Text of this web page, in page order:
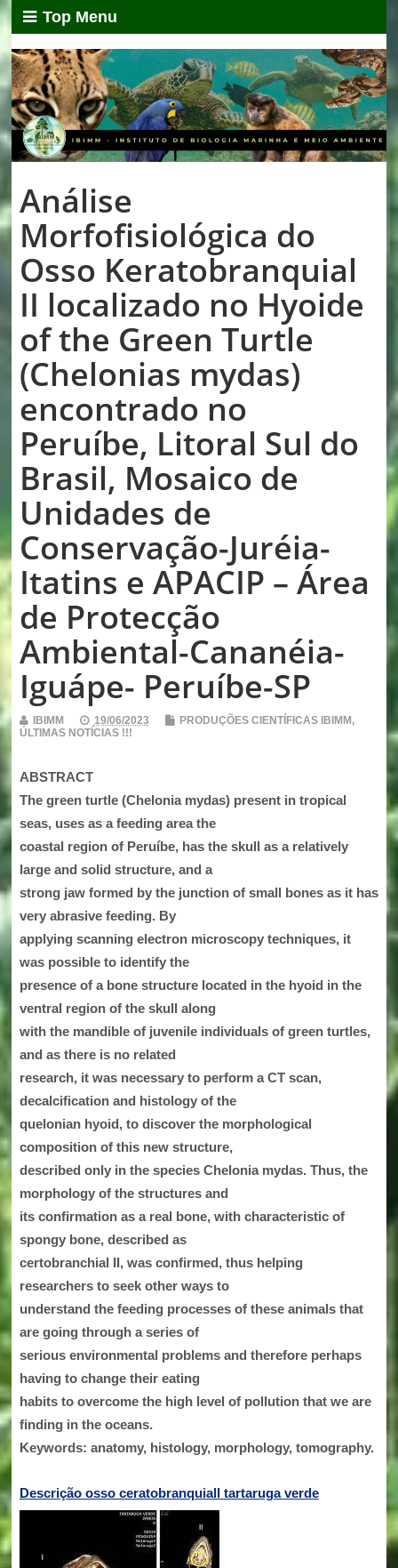
Top Menu
Análise
Morfofisiológica do
Osso Keratobranquial
II localizado no Hyoide
of the Green Turtle
(Chelonias mydas)
encontrado no
Peruíbe, Litoral Sul do
Brasil, Mosaico de
Unidades de
Conservação-Juréia-
Itatins e APACIP – Área
de Protecção
Ambiental-Cananéia-
Iguápe- Peruíbe-SP
IBIMM 19/06/2023 PRODUÇÕES CIENTÍFICAS IBIMM,
ÚLTIMAS NOTÍCIAS !!!
ABSTRACT
The green turtle (Chelonia mydas) present in tropical
seas, uses as a feeding area the
coastal region of Peruíbe, has the skull as a relatively
large and solid structure, and a
strong jaw formed by the junction of small bones as it has
very abrasive feeding. By
applying scanning electron microscopy techniques, it
was possible to identify the
presence of a bone structure located in the hyoid in the
ventral region of the skull along
with the mandible of juvenile individuals of green turtles,
and as there is no related
research, it was necessary to perform a CT scan,
decalcification and histology of the
quelonian hyoid, to discover the morphological
composition of this new structure,
described only in the species Chelonia mydas. Thus, the
morphology of the structures and
its confirmation as a real bone, with characteristic of
spongy bone, described as
certobranchial II, was confirmed, thus helping
researchers to seek other ways to
understand the feeding processes of these animals that
are going through a series of
serious environmental problems and therefore perhaps
having to change their eating
habits to overcome the high level of pollution that we are
finding in the oceans.
Keywords: anatomy, histology, morphology, tomography.
Descrição osso ceratobranquiall tartaruga verde